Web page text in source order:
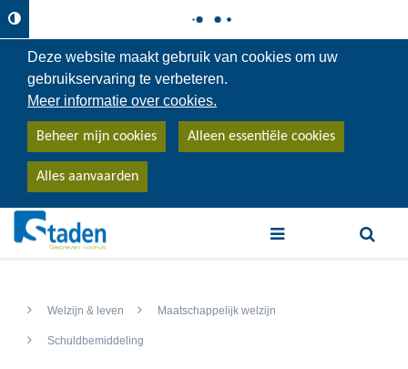
Deze website maakt gebruik van cookies om uw
gebruikservaring te verbeteren.
Meer informatie over cookies.
Beheer mijn cookies Alleen essentiële cookies
Alles aanvaarden
Welzijn & leven Maatschappelijk welzijn
Schuldbemiddeling